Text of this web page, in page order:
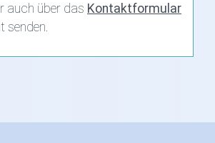
auch über das Kontaktformular
senden.